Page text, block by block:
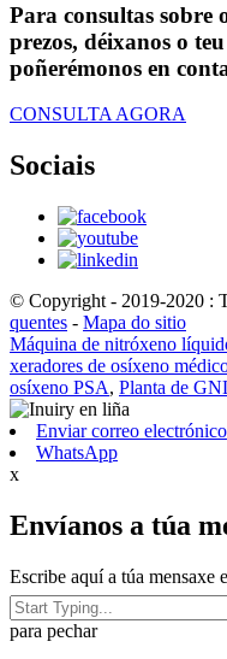
Para consultas sobre
prezos, déixanos o
poñerémonos en
CONSULTA AGORA
Sociais
© Copyright - 2019-2020 :
quentes - Mapa do sitio
Máquina de nitróxeno
xeradores de osíxeno
osíxeno PSA, Planta de
Enviar correo electrónico
WhatsApp
x
Envíanos a túa
Escribe aquí a túa mensaxe
para pechar